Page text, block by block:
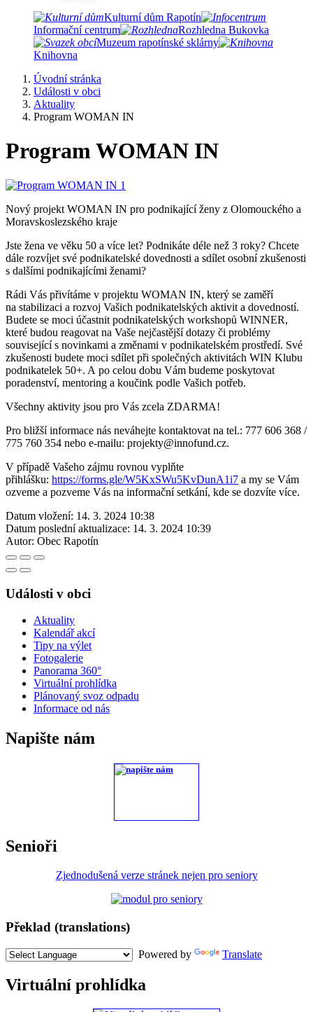
Kulturní dům Rapotín
Informační centrum
Rozhledna Bukovka
Muzeum rapotínské sklárny
Knihovna
Úvodní stránka
Události v obci
Aktuality
Program WOMAN IN
Program WOMAN IN
Nový projekt WOMAN IN pro podnikající ženy z Olomouckého a
Moravskoslezského kraje
Jste žena ve věku 50 a více let? Podnikáte déle než 3 roky? Chcete
dále rozvíjet své podnikatelské dovednosti a sdílet osobní zkušenosti
s dalšími podnikajícími ženami?
Rádi Vás přivítáme v projektu WOMAN IN, který se zaměří
na stabilizaci a rozvoj Vašich podnikatelských aktivit a dovedností.
Budete se moci účastnit podnikatelských workshopů WINNER,
které budou reagovat na Vaše nejčastější dotazy či problémy
související s novinkami a změnami v podnikatelském prostředí. Své
zkušenosti budete moci sdílet při společných aktivitách WIN Klubu
podnikatelek 50+. A po celou dobu Vám budeme poskytovat
poradenství, mentoring a koučink podle Vašich potřeb.
Všechny aktivity jsou pro Vás zcela ZDARMA!
Pro bližší informace nás neváhejte kontaktovat na tel.: 777 606 368 /
775 760 354 nebo e-mailu: projekty@innofund.cz.
V případě Vašeho zájmu rovnou vyplňte
přihlášku: https://forms.gle/W5KxSWu5KvDunA1i7 a my se Vám
ozveme a pozveme Vás na informační setkání, kde se dozvíte více.
Datum vložení: 14. 3. 2024 10:38
Datum poslední aktualizace: 14. 3. 2024 10:39
Autor: Obec Rapotín
Události v obci
Aktuality
Kalendář akcí
Tipy na výlet
Fotogalerie
Panorama 360°
Virtuální prohlídka
Plánovaný svoz odpadu
Informace od nás
Napište nám
Senioři
Zjednodušená verze stránek nejen pro seniory
Překlad (translations)
Powered by Translate
Virtuální prohlídka